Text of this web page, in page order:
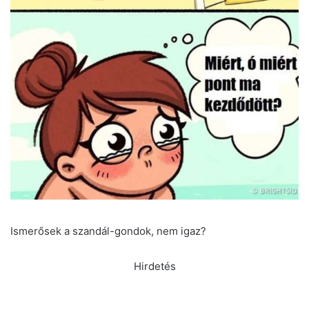
Ismerősek a szandál-gondok, nem igaz?
Hirdetés